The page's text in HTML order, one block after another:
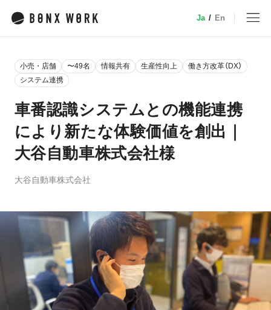
トップ
サービス
特徴・機能
デバイス
建設・土木
ホテル・旅館
事例
料金
料金プラン
TIPS
Ja / En
小売・店舗 〜49名 情報共有 生産性向上
働き方改革（DX）
システム連携
車番認識システムとの機能連携
により新たな体験価値を創出｜
大谷自動車株式会社様
大谷自動車株式会社